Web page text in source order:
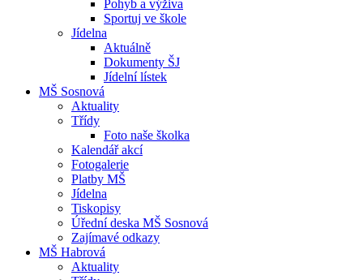
Pohyb a výživa
Sportuj ve škole
Jídelna
Aktuálně
Dokumenty ŠJ
Jídelní lístek
MŠ Sosnová
Aktuality
Třídy
Foto naše školka
Kalendář akcí
Fotogalerie
Platby MŠ
Jídelna
Tiskopisy
Úřední deska MŠ Sosnová
Zajímavé odkazy
MŠ Habrová
Aktuality